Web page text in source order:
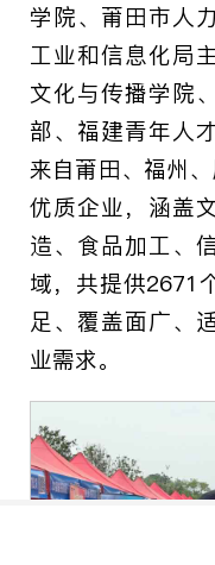
学院、莆田市人
工业和信息化局
文化与传播学院
部、福建青年人
来自莆田、福州
优质企业，涵盖
造、食品加工、
域，共提供2671
足、覆盖面广、
业需求。